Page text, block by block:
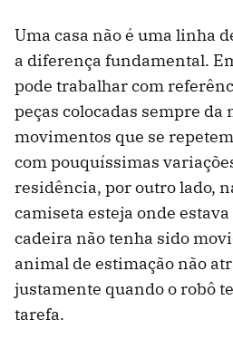
Uma casa não é uma linha
a diferença fundamental.
pode trabalhar com
peças colocadas sempre da
movimentos que se
com pouquíssimas
residência, por outro lado,
camiseta esteja onde
cadeira não tenha sido
animal de estimação não
justamente quando o robô
tarefa.